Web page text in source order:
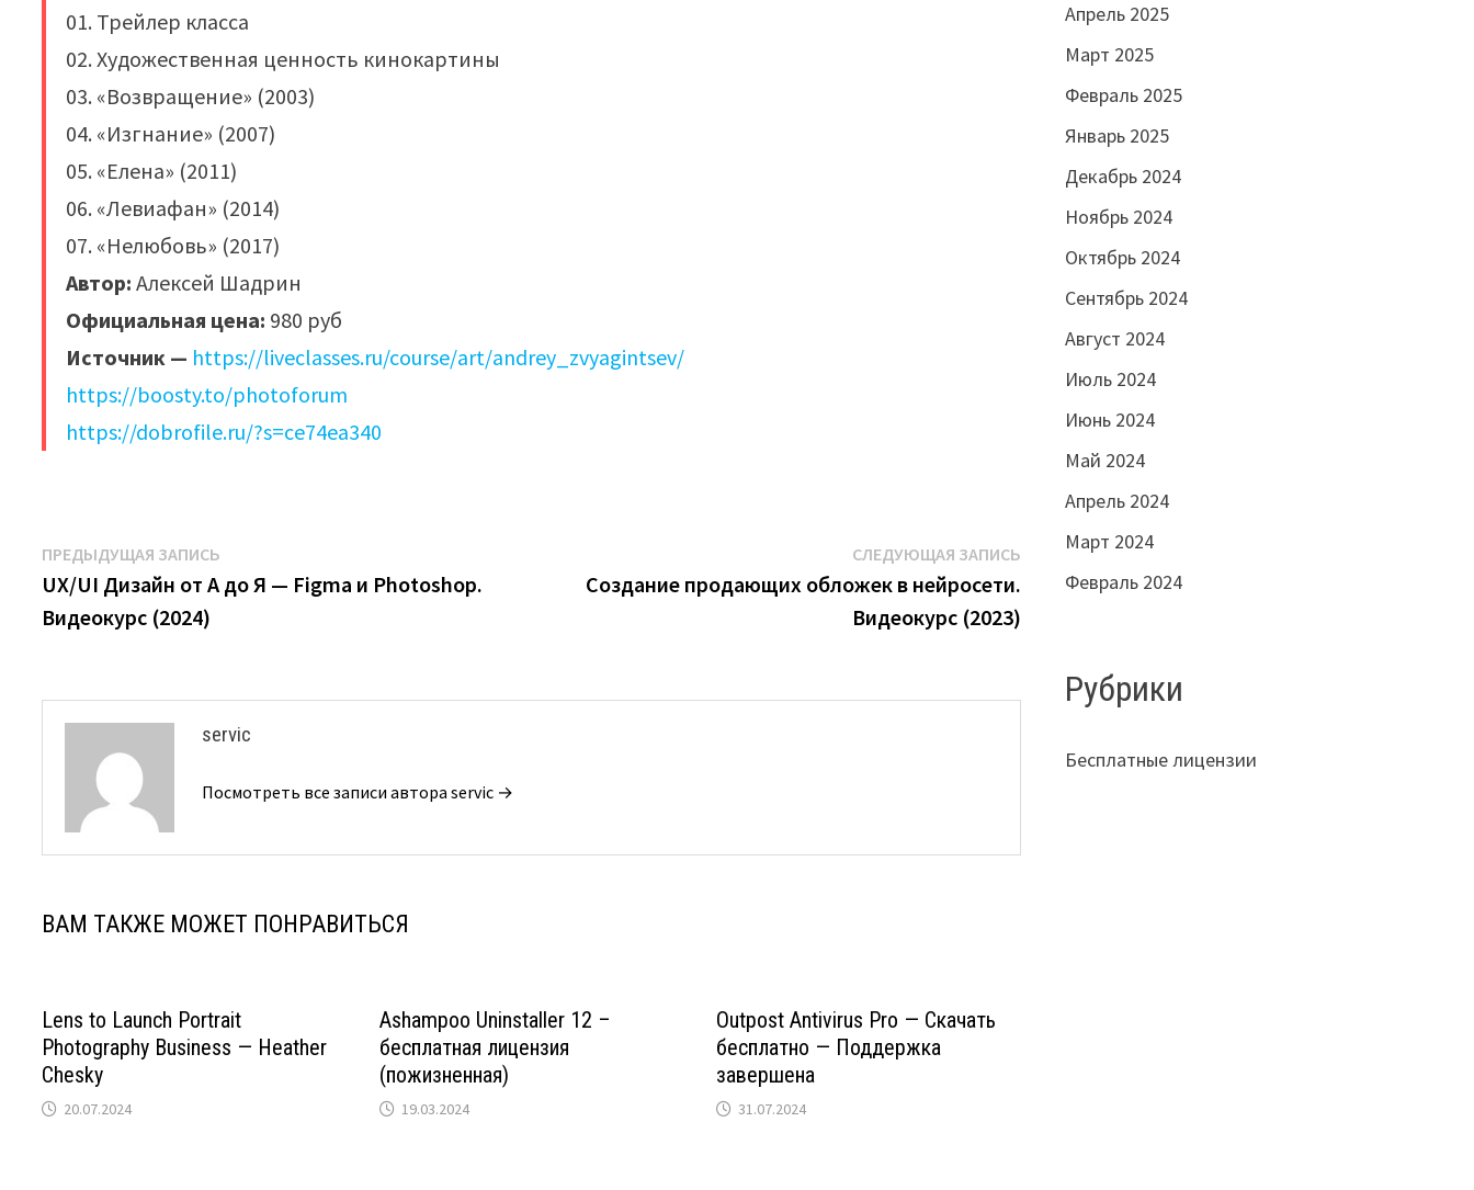
01. Трейлер класса
02. Художественная ценность кинокартины
03. «Возвращение» (2003)
04. «Изгнание» (2007)
05. «Елена» (2011)
06. «Левиафан» (2014)
07. «Нелюбовь» (2017)
Автор: Алексей Шадрин
Официальная цена: 980 руб
Источник — https://liveclasses.ru/course/art/andrey_zvyagintsev/
https://boosty.to/photoforum
https://dobrofile.ru/?s=ce74ea340
Навигация
по
записям
ПРЕДЫДУЩАЯ ЗАПИСЬ
запись:
UX/UI Дизайн от А до Я — Figma и Photoshop.
Видеокурс (2024)
СЛЕДУЮЩАЯ ЗАПИСЬСледующая
запись:
Создание продающих обложек в нейросети.
Видеокурс (2023)
servic
Посмотреть все записи автора servic →
ВАМ ТАКЖЕ МОЖЕТ ПОНРАВИТЬСЯ
Lens to Launch Portrait
Photography Business — Heather
Chesky
20.07.2024
Ashampoo Uninstaller 12 –
бесплатная лицензия
(пожизненная)
19.03.2024
Outpost Antivirus Pro — Скачать
бесплатно — Поддержка
завершена
31.07.2024
Апрель 2025
Март 2025
Февраль 2025
Январь 2025
Декабрь 2024
Ноябрь 2024
Октябрь 2024
Сентябрь 2024
Август 2024
Июль 2024
Июнь 2024
Май 2024
Апрель 2024
Март 2024
Февраль 2024
Рубрики
Бесплатные лицензии